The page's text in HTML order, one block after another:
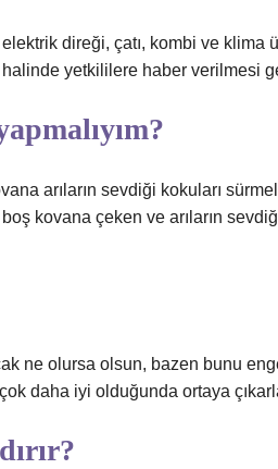
direği, çatı, kombi ve klima
halinde yetkililere haber verilmesi
arıların sevdiği kokuları
boş kovana çeken ve arıların
ne olursa olsun, bazen bunu
daha iyi olduğunda ortaya